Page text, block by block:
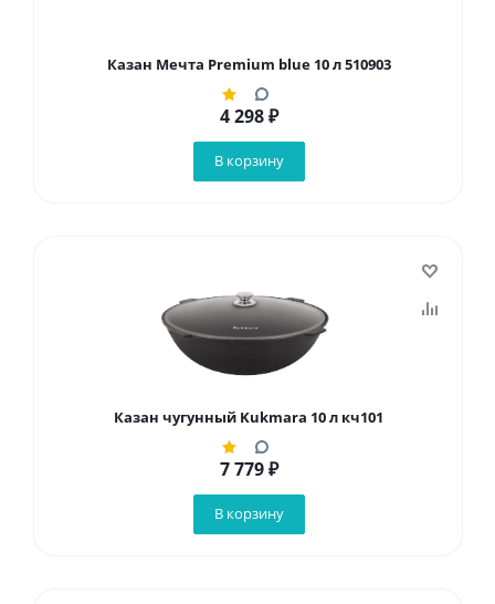
Казан Мечта Premium blue 10 л 510903
4 298₽
В корзину
Казан чугунный Kukmara 10 л кч101
7 779₽
В корзину